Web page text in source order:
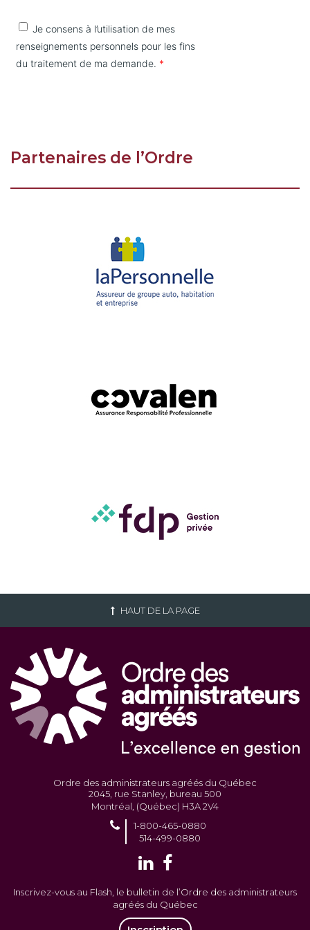
Partenaires de l’Ordre
HAUT DE LA PAGE
Ordre des administrateurs agréés du Québec
2045, rue Stanley, bureau 500
Montréal, (Québec) H3A 2V4
1-800-465-0880
514-499-0880
Inscrivez-vous au Flash, le bulletin de l’Ordre des administrateurs
agréés du Québec